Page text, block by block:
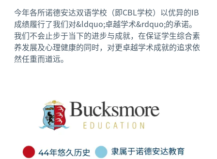
今年各所诺德安达双语学校（即CBL学校）以优异的IB
成绩履行了我们对&ldquo;卓越学术&rdquo;的承诺。
我们不会止步于当下的进步与成就，在保证学生综合素
养发展及心理健康的同时，对更卓越学术成就的追求依
然任重而道远。